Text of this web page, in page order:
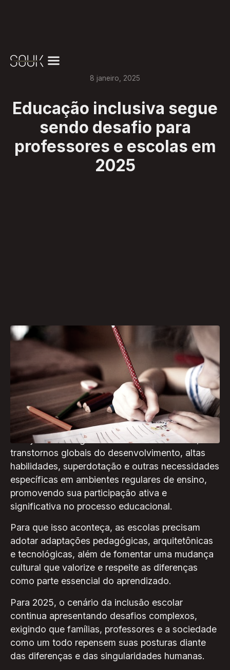
8 janeiro 2025
Educação inclusiva segue
sendo desafio para
professores e escolas em
2025
A inclusão escolar busca garantir o acesso de
todas as crianças e adolescentes à educação de
qualidade, independentemente de suas
condições físicas, cognitivas, emocionais ou
sociais.
O objetivo é integrar alunos com deficiência,
transtornos globais do desenvolvimento, altas
habilidades, superdotação e outras necessidades
específicas em ambientes regulares de ensino,
promovendo sua participação ativa e
significativa no processo educacional.
Para que isso aconteça, as escolas precisam
adotar adaptações pedagógicas, arquitetônicas
e tecnológicas, além de fomentar uma mudança
cultural que valorize e respeite as diferenças
como parte essencial do aprendizado.
Para 2025, o cenário da inclusão escolar
continua apresentando desafios complexos,
exigindo que famílias, professores e a sociedade
como um todo repensem suas posturas diante
das diferenças e das singularidades humanas.